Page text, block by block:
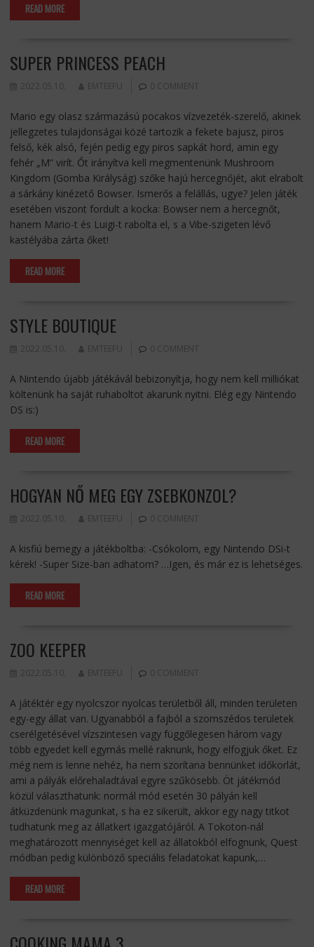
READ MORE
SUPER PRINCESS PEACH
2022.05.10. EMTEEFU 0 COMMENT
Mario egy olasz származású pocakos vízvezeték-szerelő, akinek
jellegzetes tulajdonságai közé tartozik a fekete bajusz, piros
felső, kék alsó, fején pedig egy piros sapkát hord, amin egy
fehér „M” virít. Őt irányítva kell megmentenünk Mushroom
Kingdom (Gomba Királyság) szőke hajú hercegnőjét, akit elrabolt
a sárkány kinézető Bowser. Ismerős a felállás, ugye? Jelen játék
esetében viszont fordult a kocka: Bowser nem a hercegnőt,
hanem Mario-t és Luigi-t rabolta el, s a Vibe-szigeten lévő
kastélyába zárta őket!
READ MORE
STYLE BOUTIQUE
2022.05.10. EMTEEFU 0 COMMENT
A Nintendo újabb játékávál bebizonyítja, hogy nem kell milliókat
költenünk ha saját ruhaboltot akarunk nyitni. Elég egy Nintendo
DS is:)
READ MORE
HOGYAN NŐ MEG EGY ZSEBKONZOL?
2022.05.10. EMTEEFU 0 COMMENT
A kisfiú bemegy a játékboltba: -Csókolom, egy Nintendo DSi-t
kérek! -Super Size-ban adhatom? …Igen, és már ez is lehetséges.
READ MORE
ZOO KEEPER
2022.05.10. EMTEEFU 0 COMMENT
A játéktér egy nyolcszor nyolcas területből áll, minden területen
egy-egy állat van. Ugyanabból a fajból a szomszédos területek
cserélgetésével vízszintesen vagy függőlegesen három vagy
több egyedet kell egymás mellé raknunk, hogy elfogjuk őket. Ez
még nem is lenne nehéz, ha nem szorítana bennünket időkorlát,
ami a pályák előrehaladtával egyre szűkösebb. Öt játékmód
közül választhatunk: normál mód esetén 30 pályán kell
átküzdenünk magunkat, s ha ez sikerült, akkor egy nagy titkot
tudhatunk meg az állatkert igazgatójáról. A Tokoton-nál
meghatározott mennyiséget kell az állatokból elfognunk, Quest
módban pedig különböző speciális feladatokat kapunk,…
READ MORE